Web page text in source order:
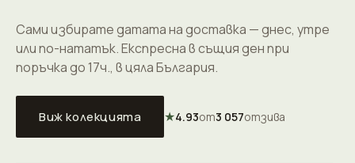
Сами избирате датата на доставка — днес, утре
или по-нататък. Експресна в същия ден при
поръчка до 17ч., в цяла България.
Виж колекцията ★4.93от3 057отзива